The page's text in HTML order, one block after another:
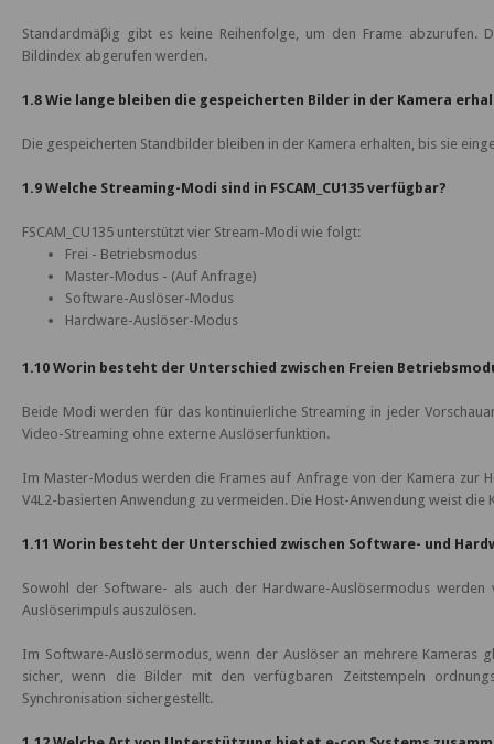
Standardmäβig gibt es keine Reihenfolge, um den Frame abzurufen.
Bildindex abgerufen werden.
1.8 Wie lange bleiben die gespeicherten Bilder in der Kamera
Die gespeicherten Standbilder bleiben in der Kamera erhalten, bis sie
1.9 Welche Streaming-Modi sind in FSCAM_CU135 verfügbar?
FSCAM_CU135 unterstützt vier Stream-Modi wie folgt:
Frei - Betriebsmodus
Master-Modus - (Auf Anfrage)
Software-Auslöser-Modus
Hardware-Auslöser-Modus
1.10 Worin besteht der Unterschied zwischen Freien
Beide Modi werden für das kontinuierliche Streaming in jeder
Video-Streaming ohne externe Auslöserfunktion.
Im Master-Modus werden die Frames auf Anfrage von der Kamera zur
V4L2-basierten Anwendung zu vermeiden. Die Host-Anwendung weist
1.11 Worin besteht der Unterschied zwischen Software- und
Sowohl der Software- als auch der Hardware-Auslösermodus
Auslöserimpuls auszulösen.
Im Software-Auslösermodus, wenn der Auslöser an mehrere
sicher, wenn die Bilder mit den verfügbaren Zeitstempeln
Synchronisation sichergestellt.